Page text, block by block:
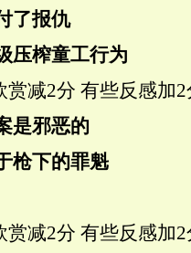
了报仇
压榨童工行为
赏减2分 有些反感加2
是邪恶的
枪下的罪魁
赏减2分 有些反感加2